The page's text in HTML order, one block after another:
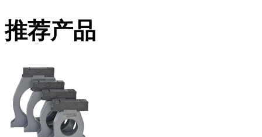
推荐产品